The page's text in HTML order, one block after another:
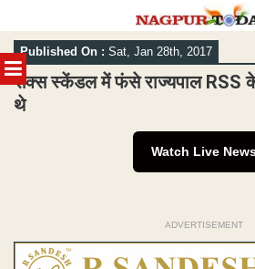
MENU
Skip
to
content
Published On : Sat, Jan 28th, 2017
सेक्स स्केंडल में फंसे राज्यपाल RSS के
थे
Watch Live
ADVERTISEMENT